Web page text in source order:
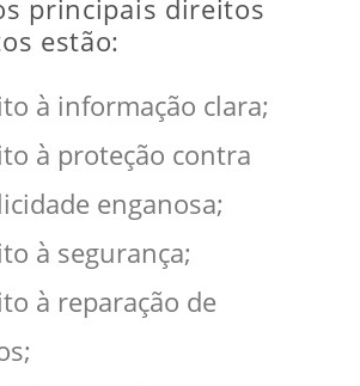
principais direitos
estão:
à informação clara;
à proteção contra
enganosa;
à segurança;
à reparação de